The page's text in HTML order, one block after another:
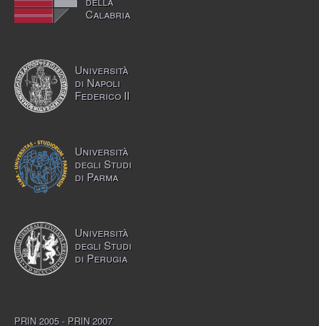
Calabria
Università
di Napoli
Federico II
Università
degli Studi
di Parma
Università
degli Studi
di Perugia
PRIN 2005 - PRIN 2007